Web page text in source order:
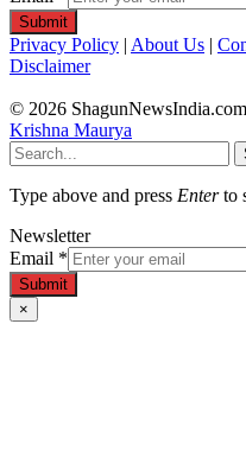
Submit
Privacy Policy | About Us |
Disclaimer
© 2026
Krishna Maurya
Type above and press Enterto
Newsletter
Email *
Submit
×